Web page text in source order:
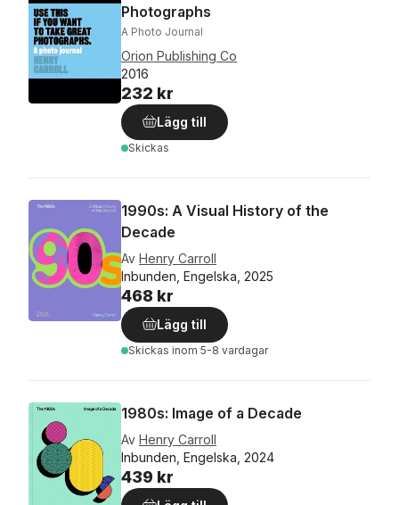
Photographs
A Photo Journal
Orion Publishing Co
2016
232 kr
Lägg till
Skickas
1990s: A Visual History of the
Decade
Av Henry Carroll
Inbunden, Engelska, 2025
468 kr
Lägg till
Skickas inom 5-8 vardagar
1980s: Image of a Decade
Av Henry Carroll
Inbunden, Engelska, 2024
439 kr